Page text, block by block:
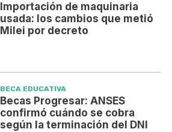
Importación de maquinaria
usada: los cambios que metió
Milei por decreto
BECA EDUCATIVA
Becas Progresar: ANSES
confirmó cuándo se cobra
según la terminación del DNI